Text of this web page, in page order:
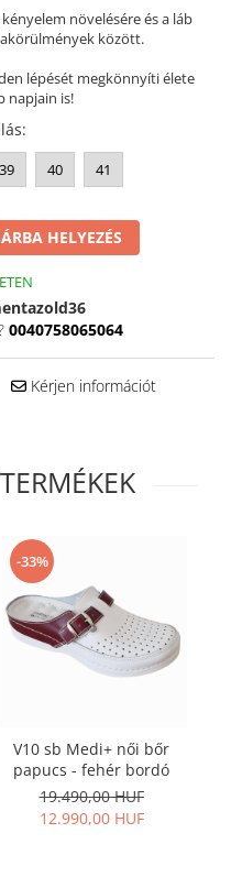
növelésére és a láb
között.
lépését megkönnyíti élete
napjain is!
:
39 40 41
HELYEZÉS
0040758065064
Kérjen információt
-33%
V10 sb Medi+ női bőr
papucs - fehér bordó
19.490,00 HUF
12.990,00 HUF